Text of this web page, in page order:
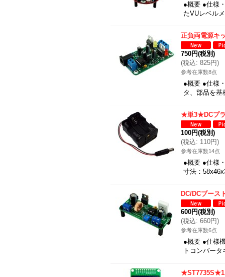
●概要 ●仕様
たVUレベル
正負両電源キ
750円(税別)
(税込: 825円)
参考在庫数8点
●概要 ●仕様
タ、部品を
★単3★DCプラ
100円(税別)
(税込: 110円)
参考在庫数14点
●概要 ●仕様
寸法：
DC/DCブース
600円(税別)
(税込: 660円)
参考在庫数6点
●概要 ●仕様
トコンバー